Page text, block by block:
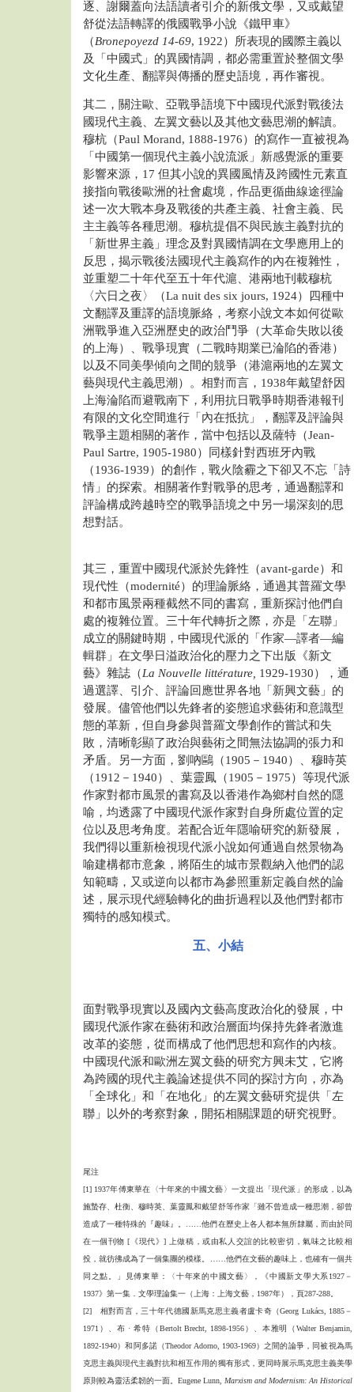
逐、謝爾蓋向法語讀者引介的新俄文學，又或戴望
舒從法語轉譯的俄國戰爭小說《鐵甲車》
（Bronepoyezd 14-69, 1922）所表現的國際主義以
及「中國式」的異國情調，都必需重置於整個文學
文化生產、翻譯與傳播的歷史語境，再作審視。
其二，關注歐、亞戰爭語境下中國現代派對戰後法
國現代主義、左翼文藝以及其他文藝思潮的解讀。
穆杭（Paul Morand, 1888-1976）的寫作一直被視為
「中國第一個現代主義小說流派」新感覺派的重要
影響來源，17 但其小說的異國風情及跨國性元素直
接指向戰後歐洲的社會處境，作品更循曲線途徑論
述一次大戰本身及戰後的共產主義、社會主義、民
主主義等各種思潮。穆杭提倡不與民族主義對抗的
「新世界主義」理念及對異國情調在文學應用上的
反思，揭示戰後法國現代主義寫作的內在複雜性，
並重塑二十年代至五十年代滬、港兩地刊載穆杭
〈六日之夜〉（La nuit des six jours, 1924）四種中
文翻譯及重譯的語境脈絡，考察小說文本如何從歐
洲戰爭進入亞洲歷史的政治鬥爭（大革命失敗以後
的上海）、戰爭現實（二戰時期業已淪陷的香港）
以及不同美學傾向之間的競爭（港滬兩地的左翼文
藝與現代主義思潮）。相對而言，1938年戴望舒因
上海淪陷而避戰南下，利用抗日戰爭時期香港報刊
有限的文化空間進行「內在抵抗」，翻譯及評論與
戰爭主題相關的著作，當中包括以及薩特（Jean-
Paul Sartre, 1905-1980）同樣針對西班牙內戰
（1936-1939）的創作，戰火陰霾之下卻又不忘「詩
情」的探索。相關著作對戰爭的思考，通過翻譯和
評論構成跨越時空的戰爭語境之中另一場深刻的思
想對話。
其三，重置中國現代派於先鋒性（avant-garde）和
現代性（modernité）的理論脈絡，通過其普羅文學
和都市風景兩種截然不同的書寫，重新探討他們自
處的複雜位置。三十年代轉折之際，亦是「左聯」
成立的關鍵時期，中國現代派的「作家—譯者—編
輯群」在文學日溢政治化的壓力之下出版《新文
藝》雜誌（La Nouvelle littérature, 1929-1930），通
過選譯、引介、評論回應世界各地「新興文藝」的
發展。儘管他們以先鋒者的姿態追求藝術和意識型
態的革新，但自身參與普羅文學創作的嘗試和失
敗，清晰彰顯了政治與藝術之間無法協調的張力和
矛盾。另一方面，劉吶鷗（1905－1940）、穆時英
（1912－1940）、葉靈鳳（1905－1975）等現代派
作家對都市風景的書寫及以香港作為鄉村自然的隱
喻，均透露了中國現代派作家對自身所處位置的定
位以及思考角度。若配合近年隱喻研究的新發展，
我們得以重新檢視現代派小說如何通過自然景物為
喻建構都市意象，將陌生的城市景觀納入他們的認
知範疇，又或逆向以都市為參照重新定義自然的論
述，展示現代經驗轉化的曲折過程以及他們對都市
獨特的感知模式。
五、小結
面對戰爭現實以及國內文藝高度政治化的發展，中
國現代派作家在藝術和政治層面均保持先鋒者激進
改革的姿態，從而構成了他們思想和寫作的內核。
中國現代派和歐洲左翼文藝的研究方興未艾，它將
為跨國的現代主義論述提供不同的探討方向，亦為
「全球化」和「在地化」的左翼文藝研究提供「左
聯」以外的考察對象，開拓相關課題的研究視野。
尾注
[1] 1937年傅東華在〈十年來的中國文藝〉一文提出「現代派」的形成，以為
施蟄存、杜衡、穆時英、葉靈鳳和戴望舒等作家「雖不曾造成一種思潮，卻曾
造成了一種特殊的『趣味』。……他們在歷史上各人都本無所隸屬，而由於同
在一個刊物 [《現代》] 上做稿，或由私人交誼的比較密切，氣味之比較相
投，就彷彿成為了一個集團的模樣。……他們在文藝的趣味上，也確有一個共
同之點。」見傅東華：〈十年來的中國文藝〉，《中國新文學大系1927－
1937》第一集．文學理論集一（上海：上海文藝，1987年），頁287-288。
[2] 相對而言，三十年代德國新馬克思主義者盧卡奇（Georg Lukács, 1885－
1971）、布 · 希特（Bertolt Brecht, 1898-1956）、本雅明（Walter Benjamin,
1892-1940）和阿多諾（Theodor Adorno, 1903-1969）之間的論爭，同被視為馬
克思主義與現代主義對抗和相互作用的獨有形式，更同時展示馬克思主義美學
原則較為靈活柔韌的一面。Eugene Lunn, Marxism and Modernism: An Historical